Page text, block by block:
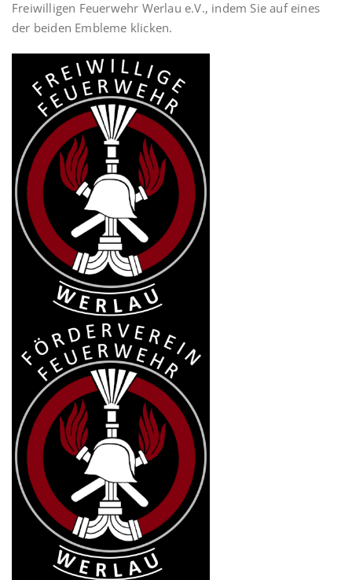
Freiwilligen Feuerwehr Werlau e.V., indem Sie auf eines
der beiden Embleme klicken.